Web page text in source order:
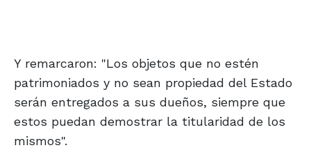
Y remarcaron: "Los objetos que no estén
patrimoniados y no sean propiedad del Estado
serán entregados a sus dueños, siempre que
estos puedan demostrar la titularidad de los
mismos".